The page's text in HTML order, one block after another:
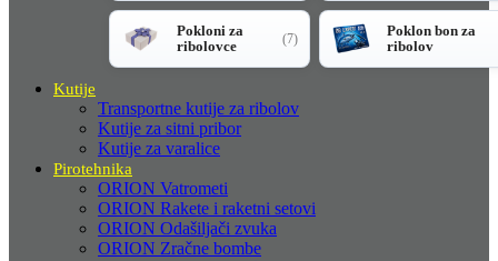
Pokloni za
ribolovce
(7)
Poklon bon za
ribolov
Kutije
Transportne kutije za ribolov
Kutije za sitni pribor
Kutije za varalice
Pirotehnika
ORION Vatrometi
ORION Rakete i raketni setovi
ORION Odašiljači zvuka
ORION Zračne bombe